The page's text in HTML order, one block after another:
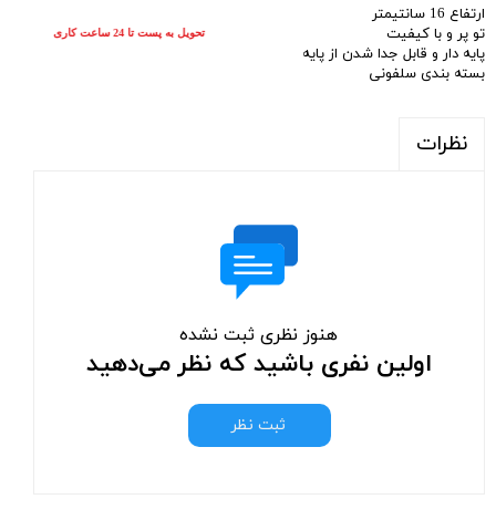
ارتفاع 16 سانتیمتر
تو پر و با کیفیت
پایه دار و قابل جدا شدن از پایه
بسته بندی سلفونی
نظرات
هنوز نظری ثبت نشده
اولین نفری باشید که نظر می‌دهید
ثبت نظر
تحویل به پست تا 24 ساعت کاری